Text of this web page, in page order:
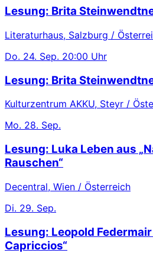
Lesung: Brita
Literaturhaus, Salzburg /
Do. 24. Sep. 20:00 Uhr
Lesung: Brita
Kulturzentrum AKKU, Steyr /
Mo. 28. Sep.
Lesung: Luka Leben aus
Rauschen“
Decentral, Wien / Österreich
Di. 29. Sep.
Lesung: Leopold
Capriccios“